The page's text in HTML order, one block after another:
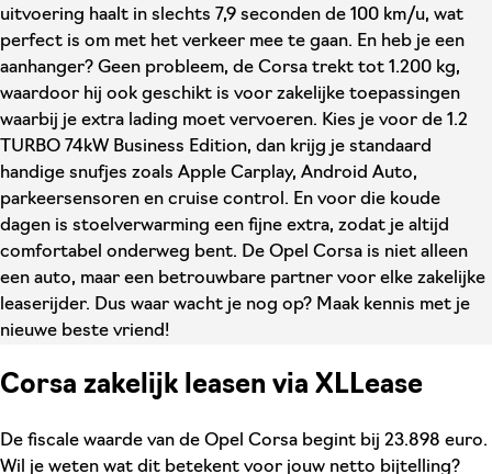
uitvoering haalt in slechts 7,9 seconden de 100 km/u, wat
perfect is om met het verkeer mee te gaan. En heb je een
aanhanger? Geen probleem, de Corsa trekt tot 1.200 kg,
waardoor hij ook geschikt is voor zakelijke toepassingen
waarbij je extra lading moet vervoeren. Kies je voor de 1.2
TURBO 74kW Business Edition, dan krijg je standaard
handige snufjes zoals Apple Carplay, Android Auto,
parkeersensoren en cruise control. En voor die koude
dagen is stoelverwarming een fijne extra, zodat je altijd
comfortabel onderweg bent. De Opel Corsa is niet alleen
een auto, maar een betrouwbare partner voor elke zakelijke
leaserijder. Dus waar wacht je nog op? Maak kennis met je
nieuwe beste vriend!
Corsa zakelijk leasen via XLLease
De fiscale waarde van de Opel Corsa begint bij 23.898 euro.
Wil je weten wat dit betekent voor jouw netto bijtelling?